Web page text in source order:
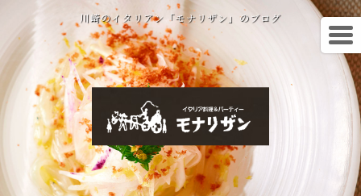
川崎のイタリアン「モナリザン」のブログ